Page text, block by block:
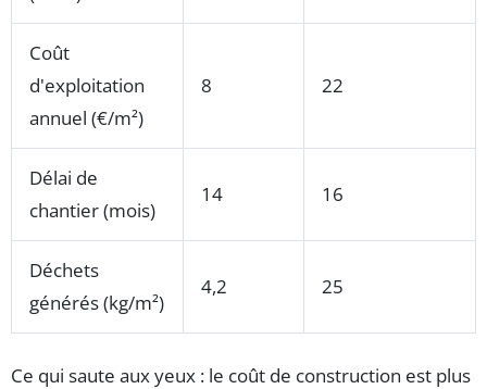
Coût
d'exploitation
annuel (€/m²)
8 22
Délai de
chantier (mois)
14 16
Déchets
générés (kg/m²)
4,2 25
Ce qui saute aux yeux : le coût de construction est plus